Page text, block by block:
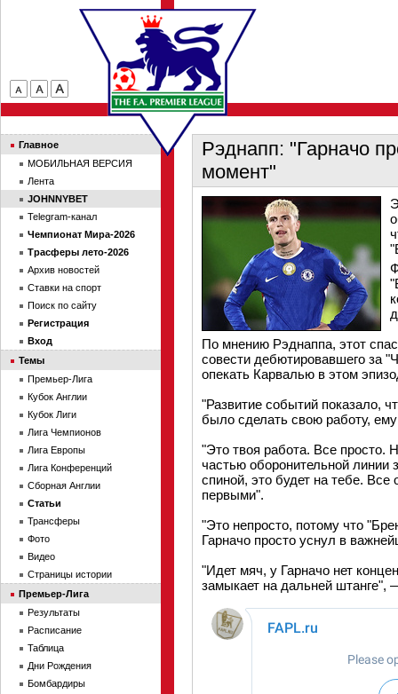
Рэднапп: "Гарначо
момент"
По мнению Рэднаппа, этот
совести дебютировавшего за
опекать Карвалью в этом
"Развитие событий показало,
было сделать свою работу,
"Это твоя работа. Все просто.
частью оборонительной линии
спиной, это будет на тебе.
первыми".
"Это непросто, потому что
Гарначо просто уснул в
"Идет мяч, у Гарначо нет
замыкает на дальней штанге",
Главное
МОБИЛЬНАЯ ВЕРСИЯ
Лента
JOHNNYBET
Telegram-канал
Чемпионат Мира-2026
Трасферы лето-2026
Архив новостей
Ставки на спорт
Поиск по сайту
Регистрация
Вход
Темы
Премьер-Лига
Кубок Англии
Кубок Лиги
Лига Чемпионов
Лига Европы
Лига Конференций
Сборная Англии
Статьи
Трансферы
Фото
Видео
Страницы истории
Премьер-Лига
Результаты
Расписание
Таблица
Дни Рождения
Бомбардиры